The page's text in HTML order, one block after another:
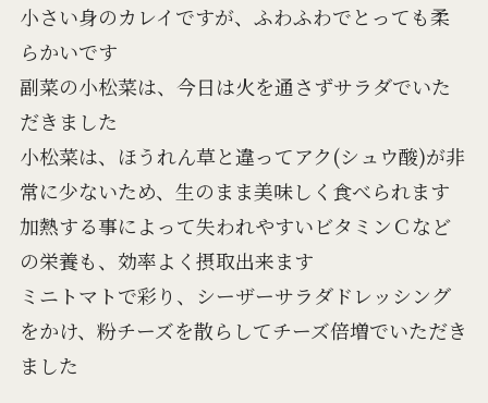
小さい身のカレイですが、ふわふわでとっても柔
らかいです
副菜の小松菜は、今日は火を通さずサラダでいた
だきました
小松菜は、ほうれん草と違ってアク(シュウ酸)が非
常に少ないため、生のまま美味しく食べられます
加熱する事によって失われやすいビタミンＣなど
の栄養も、効率よく摂取出来ます
ミニトマトで彩り、シーザーサラダドレッシング
をかけ、粉チーズを散らしてチーズ倍増でいただき
ました